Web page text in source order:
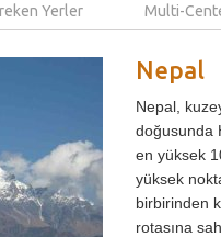
Yerler Multi-
Nepal
Nepal,
doğusunda
en yüksek
yüksek
birbirinden
rotasına